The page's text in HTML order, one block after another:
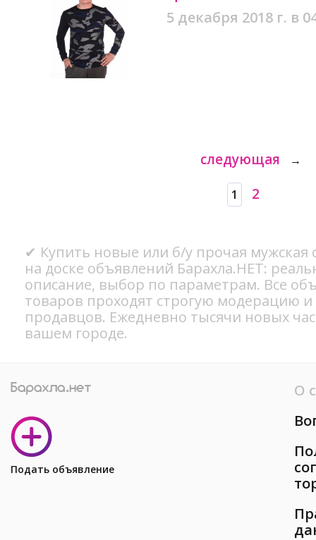
5 декабря 2018 г. в
следующая →
1 2
✔ Купить новые или б/у прочая мужская
на доске объявлений Барахла.НЕТ:
описание, выбор по параметрам. Все
товаров проходят строгую модерацию
продавцов. Ежедневно тысячи новых
вашем городе.
Подать объявление
О